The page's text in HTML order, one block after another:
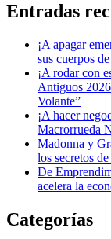
Entradas
¡A apagar
sus cuerpos
¡A rodar con
Antiguos
Volante”
¡A hacer
Macrorrueda
Madonna y
los secretos
De
acelera la
Categorías